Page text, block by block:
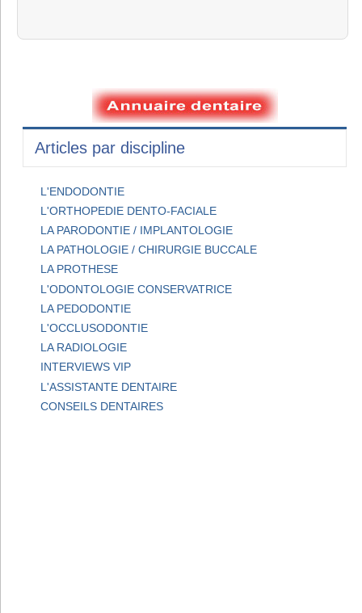
Articles par discipline
L'ENDODONTIE
L'ORTHOPEDIE DENTO-FACIALE
LA PARODONTIE / IMPLANTOLOGIE
LA PATHOLOGIE / CHIRURGIE BUCCALE
LA PROTHESE
L'ODONTOLOGIE CONSERVATRICE
LA PEDODONTIE
L'OCCLUSODONTIE
LA RADIOLOGIE
INTERVIEWS VIP
L'ASSISTANTE DENTAIRE
CONSEILS DENTAIRES